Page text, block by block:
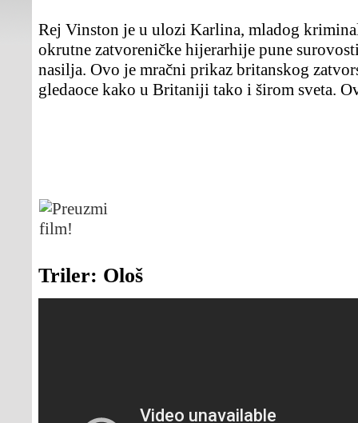
Rej Vinston je u ulozi Karlina, mladog
okrutne zatvoreničke hijerarhije pune
nasilja. Ovo je mračni prikaz britanskog
gledaoce kako u Britaniji tako i širom sveta.
Triler: Ološ